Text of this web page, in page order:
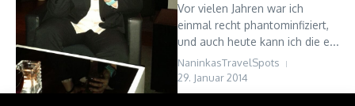
Vor vielen Jahren war ich
einmal recht phantominfiziert,
und auch heute kann ich die e...
NaninkasTravelSpots
29. Januar 2014
Read More